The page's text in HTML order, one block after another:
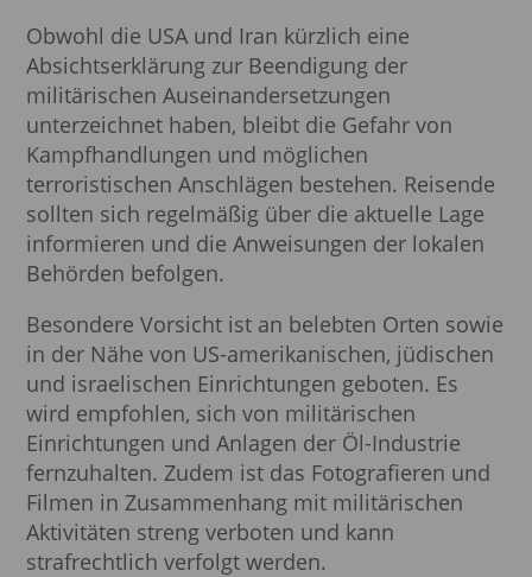
Obwohl die USA und Iran kürzlich eine
Absichtserklärung zur Beendigung der
militärischen Auseinandersetzungen
unterzeichnet haben, bleibt die Gefahr von
Kampfhandlungen und möglichen
terroristischen Anschlägen bestehen. Reisende
sollten sich regelmäßig über die aktuelle Lage
informieren und die Anweisungen der lokalen
Behörden befolgen.
Besondere Vorsicht ist an belebten Orten sowie
in der Nähe von US-amerikanischen, jüdischen
und israelischen Einrichtungen geboten. Es
wird empfohlen, sich von militärischen
Einrichtungen und Anlagen der Öl-Industrie
fernzuhalten. Zudem ist das Fotografieren und
Filmen in Zusammenhang mit militärischen
Aktivitäten streng verboten und kann
strafrechtlich verfolgt werden.